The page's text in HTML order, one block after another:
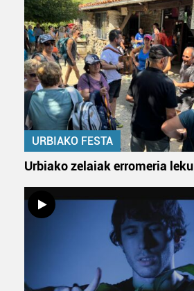
URBIAKO FESTA
Urbiako zelaiak erromeria leku